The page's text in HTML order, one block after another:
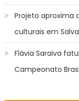
Projeto aproxima
culturais em
Flávia Saraiva
Campeonato